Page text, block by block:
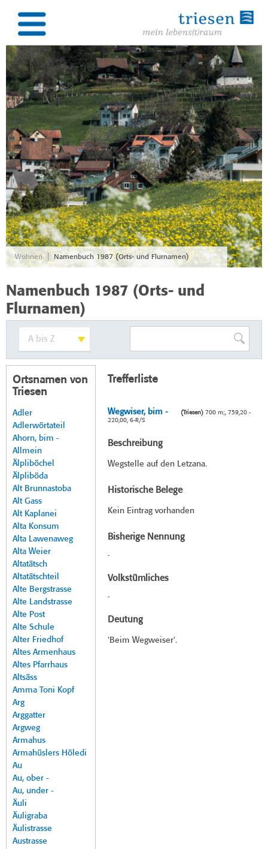
Wohnen Namenbuch 1987 (Orts- und Flurnamen)
Namenbuch 1987 (Orts- und
Flurnamen)
Ortsnamen von
Triesen
Adler
Adlerwörtateil
Ahorn, bim -
Allmein
Älpliböchel
Älpliböda
Alt Brunnastoba
Alt Gass
Alt Kaplanei
Alta Konsum
Alta Lawenaweg
Alta Weier
Altatätsch
Altatätschteil
Alte Bergstrasse
Alte Landstrasse
Alte Post
Alte Schule
Alter Friedhof
Altes Armenhaus
Altes Pfarrhaus
Altsäss
Amma Toni Kopf
Arg
Arggatter
Argweg
Armahus
Armahüslers Höledi
Au
Au, ober -
Au, under -
Äuli
Äuligraba
Äulistrasse
Austrasse
Trefferliste
Wegwiser, bim - (Triesen)700 m;, 759,20 -
220,00, 6-R/S
Beschreibung
Wegstelle auf den Letzana.
Historische Belege
Kein Eintrag vorhanden
Bisherige Nennung
-
Volkstümliches
-
Deutung
'Beim Wegweiser'.